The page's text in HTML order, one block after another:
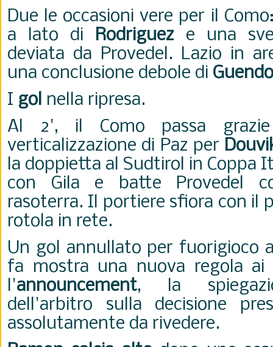
Due le occasioni vere per il
a lato di Rodriguez e una
deviata da Provedel. Lazio in
una conclusione debole di
I gol nella ripresa.
Al 2', il Como passa
verticalizzazione di Paz per
la doppietta al Sudtirol in Coppa
con Gila e batte Provedel
rasoterra. Il portiere sfiora con il
rotola in rete.
Un gol annullato per fuorigioco
fa mostra una nuova regola
l'announcement, la
dell'arbitro sulla decisione
assolutamente da rivedere.